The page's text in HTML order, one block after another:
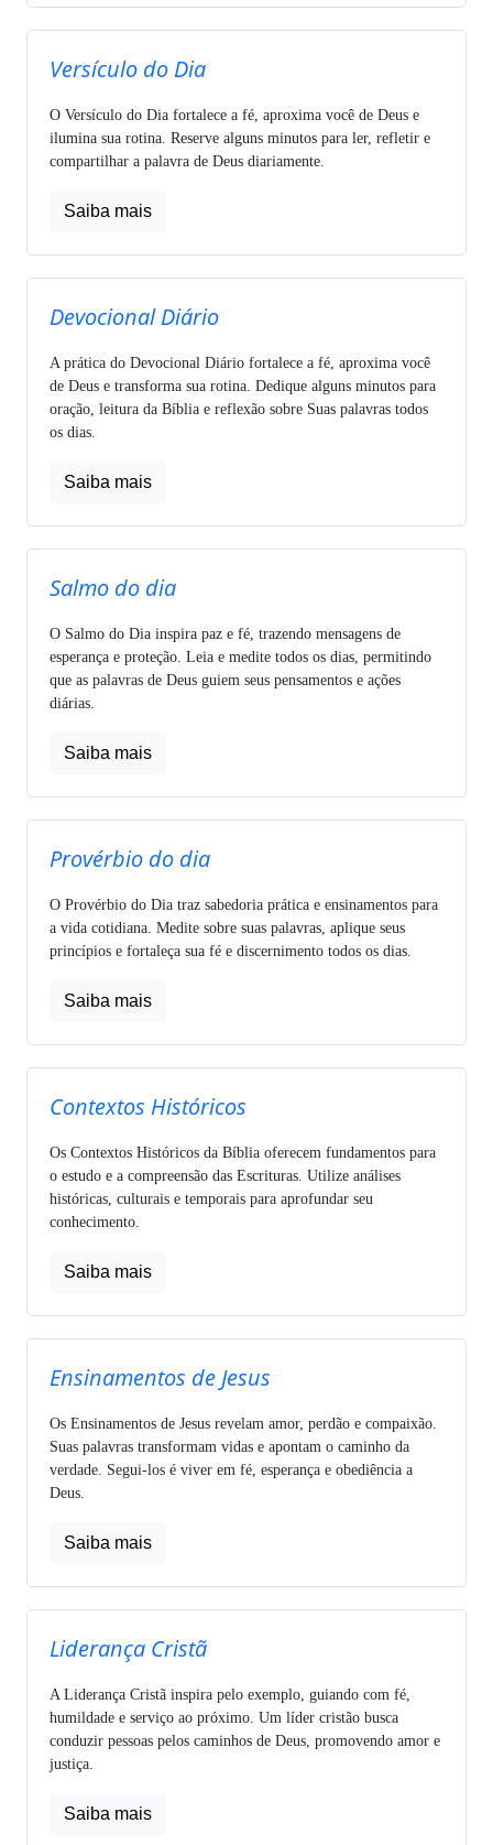
Versículo do Dia
O Versículo do Dia fortalece a fé, aproxima você de Deus e
ilumina sua rotina. Reserve alguns minutos para ler, refletir e
compartilhar a palavra de Deus diariamente.
Saiba mais
Devocional Diário
A prática do Devocional Diário fortalece a fé, aproxima você
de Deus e transforma sua rotina. Dedique alguns minutos para
oração, leitura da Bíblia e reflexão sobre Suas palavras todos
os dias.
Saiba mais
Salmo do dia
O Salmo do Dia inspira paz e fé, trazendo mensagens de
esperança e proteção. Leia e medite todos os dias, permitindo
que as palavras de Deus guiem seus pensamentos e ações
diárias.
Saiba mais
Provérbio do dia
O Provérbio do Dia traz sabedoria prática e ensinamentos para
a vida cotidiana. Medite sobre suas palavras, aplique seus
princípios e fortaleça sua fé e discernimento todos os dias.
Saiba mais
Contextos Históricos
Os Contextos Históricos da Bíblia oferecem fundamentos para
o estudo e a compreensão das Escrituras. Utilize análises
históricas, culturais e temporais para aprofundar seu
conhecimento.
Saiba mais
Ensinamentos de Jesus
Os Ensinamentos de Jesus revelam amor, perdão e compaixão.
Suas palavras transformam vidas e apontam o caminho da
verdade. Segui-los é viver em fé, esperança e obediência a
Deus.
Saiba mais
Liderança Cristã
A Liderança Cristã inspira pelo exemplo, guiando com fé,
humildade e serviço ao próximo. Um líder cristão busca
conduzir pessoas pelos caminhos de Deus, promovendo amor e
justiça.
Saiba mais